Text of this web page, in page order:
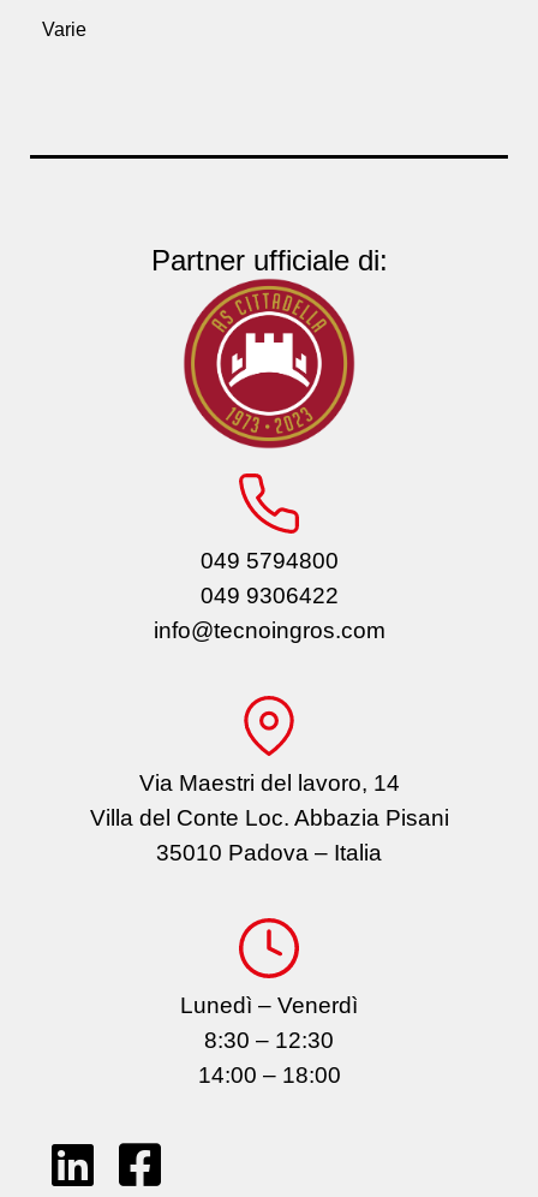
Varie
Partner ufficiale di:
049 5794800
049 9306422
info@tecnoingros.com
Via Maestri del lavoro, 14
Villa del Conte Loc. Abbazia Pisani
35010 Padova – Italia
Lunedì – Venerdì
8:30 – 12:30
14:00 – 18:00